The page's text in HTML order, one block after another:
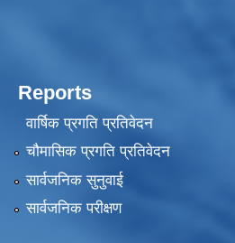
Reports
वार्षिक प्रगति प्रतिवेदन
चौमासिक प्रगति प्रतिवेदन
सार्वजनिक सुनुवाई
सार्वजनिक परीक्षण